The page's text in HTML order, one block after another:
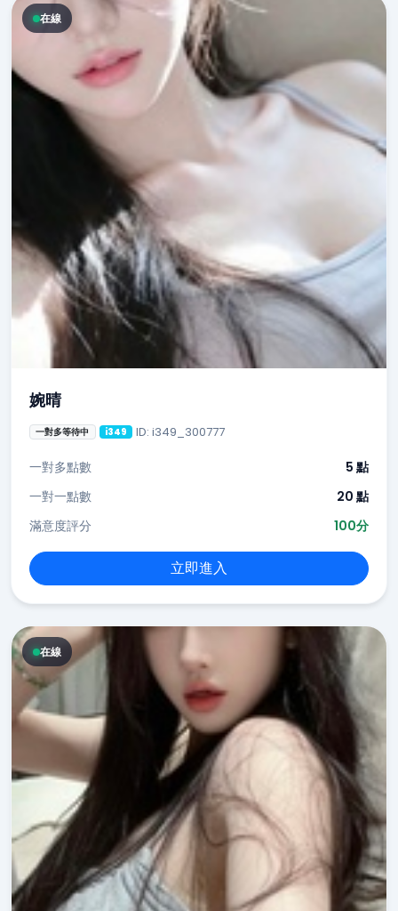
在線
婉晴
一對多等待中 i349 ID: i349_300777
一對多點數
5 點
一對一點數
20 點
滿意度評分
100分
立即進入
在線